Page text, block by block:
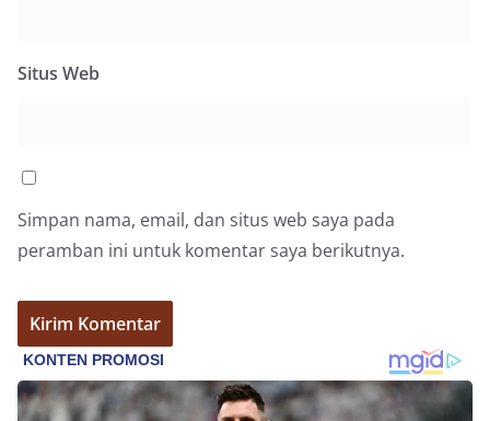
Situs Web
Simpan nama, email, dan situs web saya pada
peramban ini untuk komentar saya berikutnya.